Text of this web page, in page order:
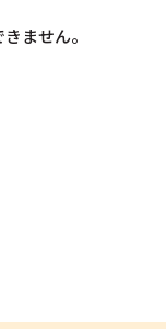
ません。